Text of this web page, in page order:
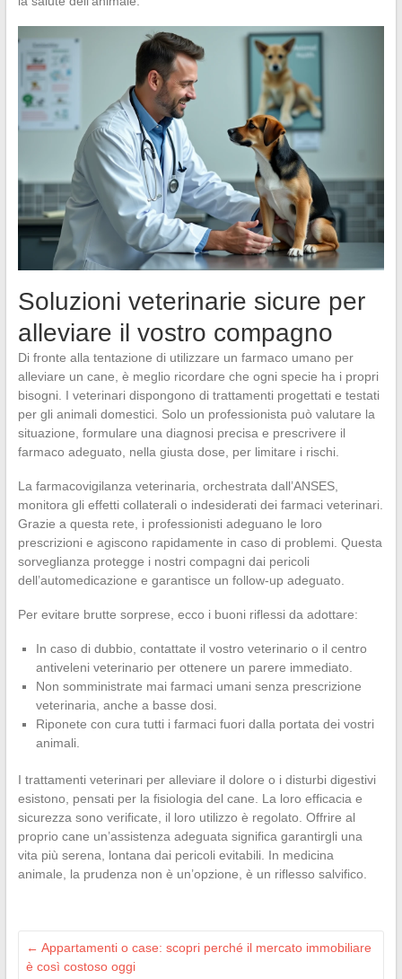
Soluzioni veterinarie sicure per
alleviare il vostro compagno
Di fronte alla tentazione di utilizzare un farmaco umano per
alleviare un cane, è meglio ricordare che ogni specie ha i propri
bisogni. I veterinari dispongono di trattamenti progettati e testati
per gli animali domestici. Solo un professionista può valutare la
situazione, formulare una diagnosi precisa e prescrivere il
farmaco adeguato, nella giusta dose, per limitare i rischi.
La farmacovigilanza veterinaria, orchestrata dall’ANSES,
monitora gli effetti collaterali o indesiderati dei farmaci veterinari.
Grazie a questa rete, i professionisti adeguano le loro
prescrizioni e agiscono rapidamente in caso di problemi. Questa
sorveglianza protegge i nostri compagni dai pericoli
dell’automedicazione e garantisce un follow-up adeguato.
Per evitare brutte sorprese, ecco i buoni riflessi da adottare:
In caso di dubbio, contattate il vostro veterinario o il centro
antiveleni veterinario per ottenere un parere immediato.
Non somministrate mai farmaci umani senza prescrizione
veterinaria, anche a basse dosi.
Riponete con cura tutti i farmaci fuori dalla portata dei vostri
animali.
I trattamenti veterinari per alleviare il dolore o i disturbi digestivi
esistono, pensati per la fisiologia del cane. La loro efficacia e
sicurezza sono verificate, il loro utilizzo è regolato. Offrire al
proprio cane un’assistenza adeguata significa garantirgli una
vita più serena, lontana dai pericoli evitabili. In medicina
animale, la prudenza non è un’opzione, è un riflesso salvifico.
← Appartamenti o case: scopri perché il mercato immobiliare
è così costoso oggi